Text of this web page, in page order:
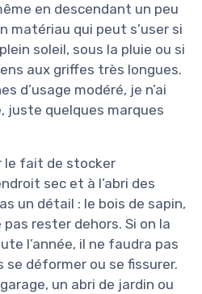
en descendant un peu
matériau qui peut s’user si
soleil, sous la pluie ou si
aux griffes très longues.
d’usage modéré, je n’ai
juste quelques marques
le fait de stocker
sec et à l’abri des
un détail : le bois de sapin,
pas rester dehors. Si on la
l’année, il ne faudra pas
se déformer ou se fissurer.
un abri de jardin ou